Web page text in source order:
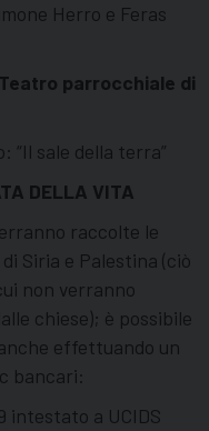
Herro e Feras
parrocchiale di
“Il sale della terra”
DELLA VITA
raccolte le
Siria e Palestina (ciò
non verranno
chiese); è possibile
effettuando un
bancari:
intestato a UCIDS